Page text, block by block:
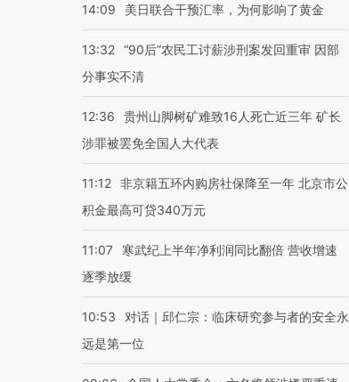
14:09 美日联合干预汇率，为何影响了黄金
13:32 “90后”农民工讨薪涉刑案发回重审 因部
分事实不清
12:36
贵州山脚树矿难致16人死亡近三年 矿长
涉罪被罢免全国人大代表
11:12 非京籍五环内购房社保降至一年 北京市公
积金最高可贷340万元
11:07
寒武纪上半年净利润同比翻倍 营收增速
逐季放缓
10:53
对话｜邱仁宗：临床研究参与者的安全永
远是第一位